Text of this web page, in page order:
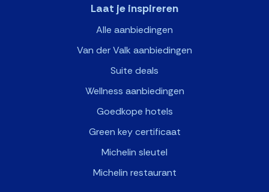
Laat je inspireren
Alle aanbiedingen
Van der Valk aanbiedingen
Suite deals
Wellness aanbiedingen
Goedkope hotels
Green key certificaat
Michelin sleutel
Michelin restaurant